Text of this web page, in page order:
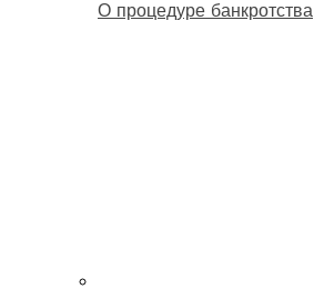
О процедуре банкротства